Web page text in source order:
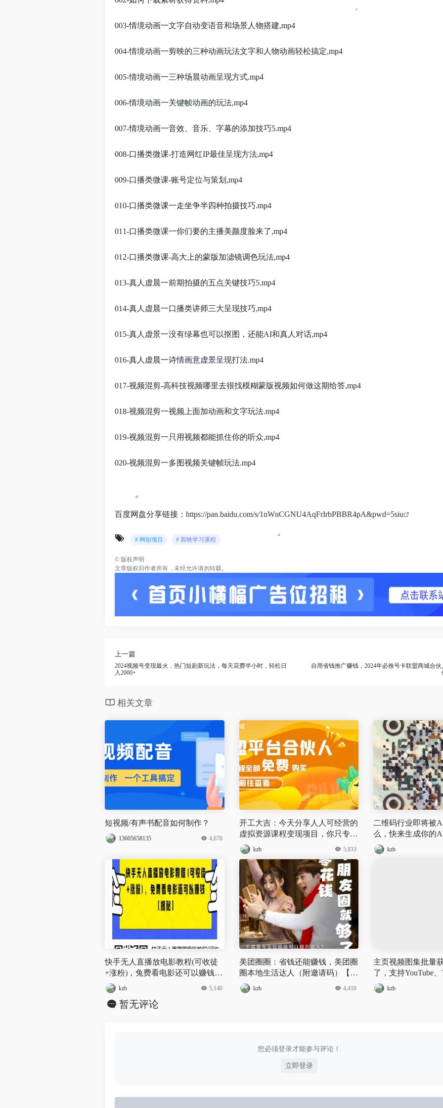
003-情境动画一文字自动变语音和场景人物搭建,mp4
004-情境动画一剪映的三种动画玩法文字和人物动画轻松搞定,mp4
005-情境动画一三种场晨动画呈现方式.mp4
006-情境动画一关键帧动画的玩法,mp4
007-情境动画一音效、音乐、字幕的添加技巧5.mp4
008-口播类微课-打造网红IP最佳呈现方法,mp4
009-口播类微课-账号定位与策划,mp4
010-口播类微课一走坐争半四种拍摄技巧.mp4
011-口播类微课一你们要的主播美颜度脸来了,mp4
012-口播类微课-高大上的蒙版加滤镜调色玩法,mp4
013-真人虚晨一前期拍摄的五点关键技巧5.mp4
014-真人虚晨一口播类讲师三大呈现技巧,mp4
015-真人虚景一没有绿幕也可以抠图，还能AI和真人对话,mp4
016-真人虚晨一诗情画意虚景呈现打法.mp4
017-视频混剪-高科技视频哪里去很找模糊蒙版视频如何做这期给答,mp4
018-视频混剪一视频上面加动画和文字玩法.mp4
019-视频混剪一只用视频都能抓住你的听众,mp4
020-视频混剪一多图视频关键帧玩法.mp4
百度网盘分享链接： https://pan.baidu.com/s/1nWnCGNU4AqFrIrbPBBR4pA&pwd=5siu
# 网创项目 # 剪映学习课程
© 版权声明
文章版权归作者所有，未经允许请勿转载。
上一篇
2024视频号变现最火，热门短剧新玩法，每天花费半小时，轻松日
入2000+
自用省钱推广赚钱，2024年必推号卡联盟商城合
相关文章
短视频/有声书配音如何制作？
13605658135 4,678
开工大吉：今天分享人人可经营的
虚拟资源课程变现项目，你只专注
于推广，日赚上百是毫无难度
kzb 5,833
二维码行业即将被
么，快来生成你的
kzb
快手无人直播放电影教程(可收徒
+涨粉)，兔费看电影还可以赚钱
【视频+全套素材】
kzb 5,140
美团圈圈：省钱还能赚钱，美团圈
圈本地生活达人（附邀请码）【广
州】
kzb 4,410
主页视频图集批量
了，支持YouTube
ram、Twitter、抖
kzb
暂无评论
您必须登录才能参与评论！
立即登录